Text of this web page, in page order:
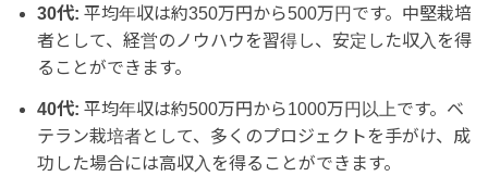
30代: 平均年収は約350万円から500万円です。中堅栽培
者として、経営のノウハウを習得し、安定した収入を得
ることができます。
40代: 平均年収は約500万円から1000万円以上です。ベ
テラン栽培者として、多くのプロジェクトを手がけ、成
功した場合には高収入を得ることができます。